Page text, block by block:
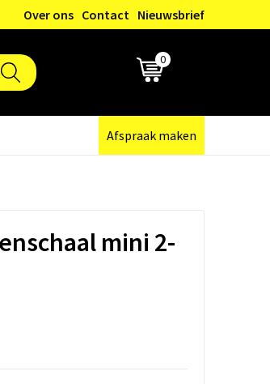
Over ons Contact Nieuwsbrief
0
Afspraak maken
mini 2-